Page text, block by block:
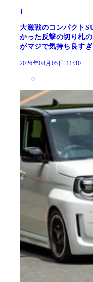
1
大激戦のコンパクト
かった反撃の切り札
がマジで気持ち良すぎ
2026年08月05日 11:30